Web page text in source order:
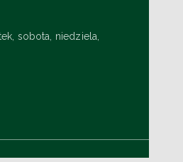
sobota, niedziela,